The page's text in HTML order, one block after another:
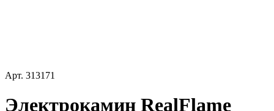
Арт. 313171
Электрокамин RealFlame